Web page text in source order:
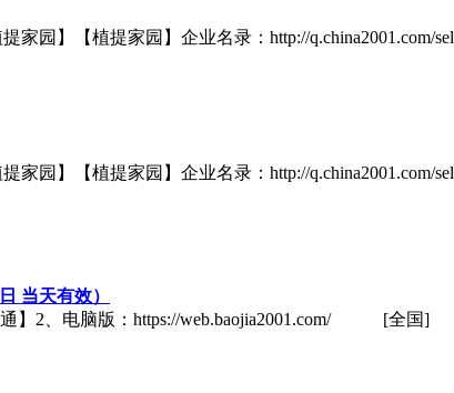
园】【植提家园】企业名录：http://q.china2001.com/sel
园】【植提家园】企业名录：http://q.china2001.com/sel
当天有效）
2、电脑版：https://web.baojia2001.com/
[全国]